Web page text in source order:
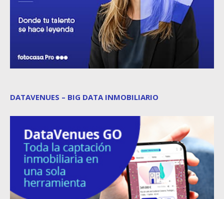
DATAVENUES – BIG DATA INMOBILIARIO